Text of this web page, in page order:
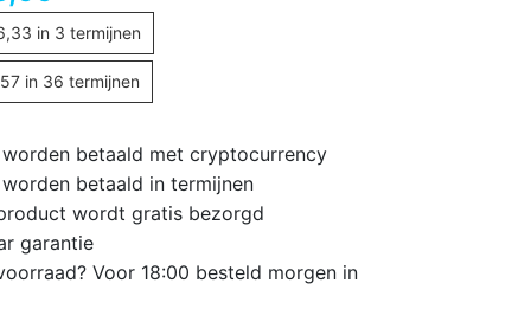
in 3 termijnen
in 36 termijnen
worden betaald met cryptocurrency
worden betaald in termijnen
wordt gratis bezorgd
garantie
Voor 18:00 besteld morgen in